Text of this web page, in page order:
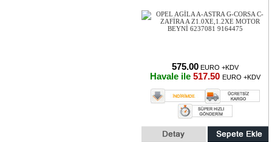
575.00 EURO +KDV
Havale ile 517.50 EURO +KDV